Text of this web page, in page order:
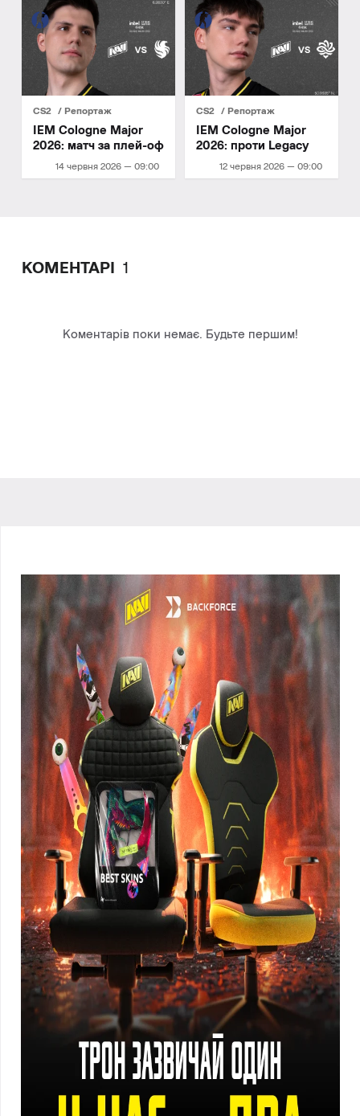
CS2 Репортаж
14 червня 2026 — 09:00
IEM Cologne Major
2026: матч за плей-оф
CS2 Репортаж
12 червня 2026 — 09:00
IEM Cologne Major
2026: проти Legacy
КОМЕНТАРІ 1
Коментарів поки немає. Будьте першим!